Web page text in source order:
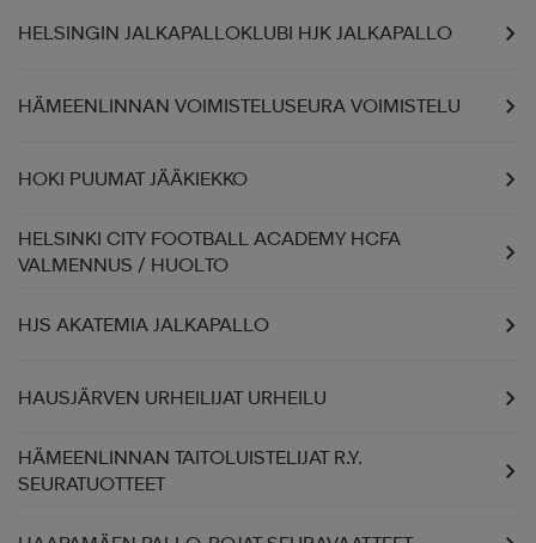
HELSINGIN JALKAPALLOKLUBI HJK JALKAPALLO
HÄMEENLINNAN VOIMISTELUSEURA VOIMISTELU
HOKI PUUMAT JÄÄKIEKKO
HELSINKI CITY FOOTBALL ACADEMY HCFA
VALMENNUS / HUOLTO
HJS AKATEMIA JALKAPALLO
HAUSJÄRVEN URHEILIJAT URHEILU
HÄMEENLINNAN TAITOLUISTELIJAT R.Y.
SEURATUOTTEET